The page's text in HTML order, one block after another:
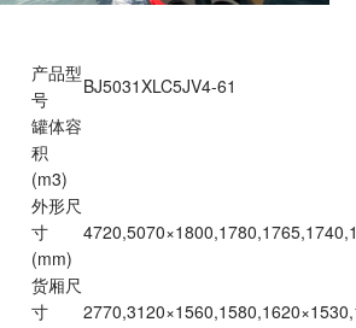
产品型
号
BJ5031XLC5JV4-61
罐体容
积
(m3)
外形尺
寸
(mm)
货厢尺
寸